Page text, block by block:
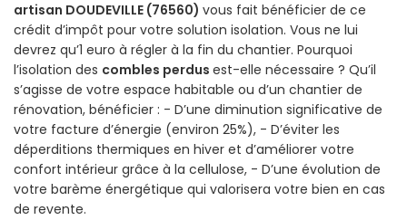
artisan DOUDEVILLE (76560) vous fait bénéficier de ce
crédit d’impôt pour votre solution isolation. Vous ne lui
devrez qu’1 euro à régler à la fin du chantier. Pourquoi
l’isolation des combles perdus est-elle nécessaire ? Qu’il
s’agisse de votre espace habitable ou d’un chantier de
rénovation, bénéficier : - D’une diminution significative de
votre facture d’énergie (environ 25%), - D’éviter les
déperditions thermiques en hiver et d’améliorer votre
confort intérieur grâce à la cellulose, - D’une évolution de
votre barème énergétique qui valorisera votre bien en cas
de revente.